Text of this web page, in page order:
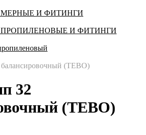
И ФИТИНГИ
И ФИТИНГИ
(TEBO)
32
(TEBO)